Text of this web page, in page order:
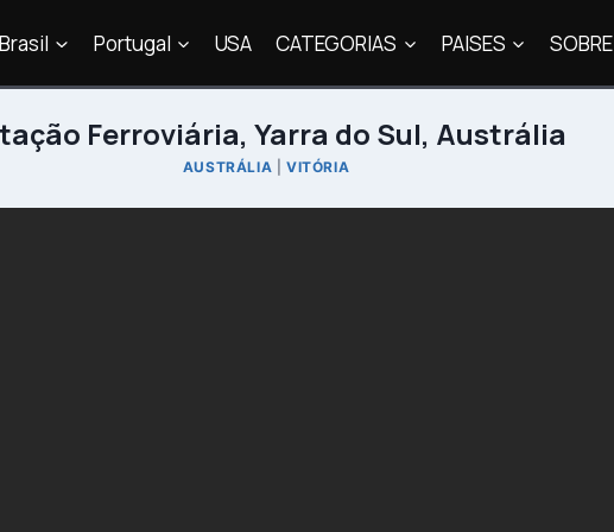
Brasil Portugal USA CATEGORIAS PAISES SOBRE
Ferroviária, Yarra do Sul, Austrália
AUSTRÁLIA VITÓRIA